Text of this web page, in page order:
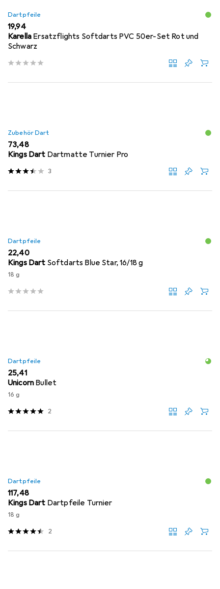
Dartpfeile
EUR
19,94
Karella Ersatzflights Softdarts PVC 50er-Set Rot und
Schwarz
Zubehör Dart
EUR
73,48
Kings Dart Dartmatte Turnier Pro
3
Dartpfeile
EUR
22,40
Kings Dart Softdarts Blue Star, 16/18 g
18 g
Dartpfeile
EUR
25,41
Unicorn Bullet
16 g
2
Dartpfeile
EUR
117,48
Kings Dart Dartpfeile Turnier
18 g
2